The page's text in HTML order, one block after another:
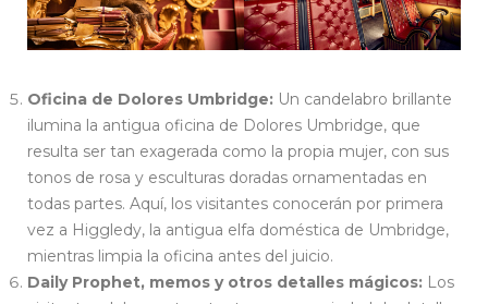
Oficina de Dolores Umbridge: Un candelabro brillante
ilumina la antigua oficina de Dolores Umbridge, que
resulta ser tan exagerada como la propia mujer, con sus
tonos de rosa y esculturas doradas ornamentadas en
todas partes. Aquí, los visitantes conocerán por primera
vez a Higgledy, la antigua elfa doméstica de Umbridge,
mientras limpia la oficina antes del juicio.
Daily Prophet, memos y otros detalles mágicos: Los